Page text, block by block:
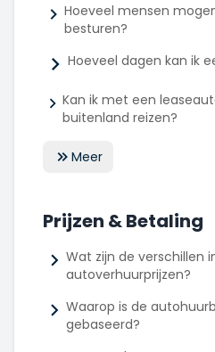
Hoeveel mensen
besturen?
Hoeveel dagen kan ik
Kan ik met een
buitenland reizen?
Meer
Prijzen & Betaling
Wat zijn de verschillen
autoverhuurprijzen?
Waarop is de
gebaseerd?